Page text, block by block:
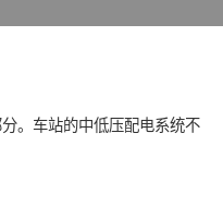
。车站的中低压配电系统不